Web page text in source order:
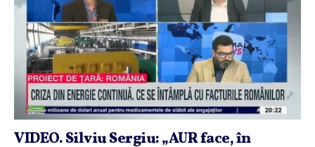
VIDEO. Silviu Sergiu: „AUR face, în